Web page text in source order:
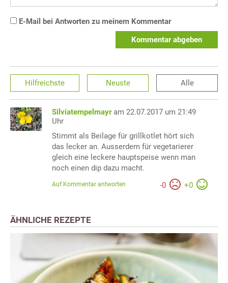
E-Mail bei Antworten zu meinem Kommentar
Kommentar abgeben
Hilfreichste Neuste Alle
Silviatempelmayr am 22.07.2017 um 21:49
Uhr
Stimmt als Beilage für grillkotlet hört sich
das lecker an. Ausserdem für vegetarierer
gleich eine leckere hauptspeise wenn man
noch einen dip dazu macht.
-0 +0
Auf Kommentar antworten
ÄHNLICHE REZEPTE